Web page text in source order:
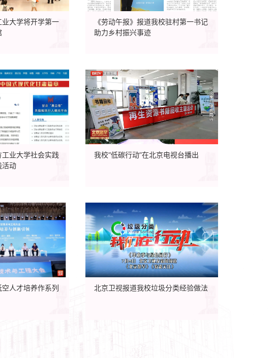
大学将开学第一
《劳动午报》报道我校驻村第一书记
助力乡村振兴事迹
业大学社会实践
活动
我校“低碳行动”在北京电视台播出
人才培养作系列
北京卫视报道我校垃圾分类经验做法